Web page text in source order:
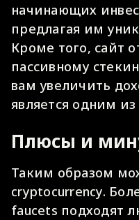
начинающих
предлагая им
Кроме того, сайт
пассивному
вам увеличить
является одним
Плюсы и
Таким образом
cryptocurrency.
faucets подходят